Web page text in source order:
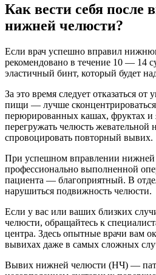
Как вести себя после
нижней челюсти?
Если врач успешно вправил
рекомендовано в течение 10 — 14
эластичный бинт, который будет
За это время следует отказаться от
пищи — лучше
перюрированных кашах, фруктах и
перегружать челюсть жевательной
спровоцировать повторный вывих.
При успешном вправлении нижней
профессионально выполненной
пациента — благоприятный. В
нарушиться подвижность челюсти.
Если у вас или ваших близких
челюсти, обращайтесь к
центра. Здесь опытные врачи вам
вывихах даже в самых сложных
Вывих нижней челюсти (НЧ) —